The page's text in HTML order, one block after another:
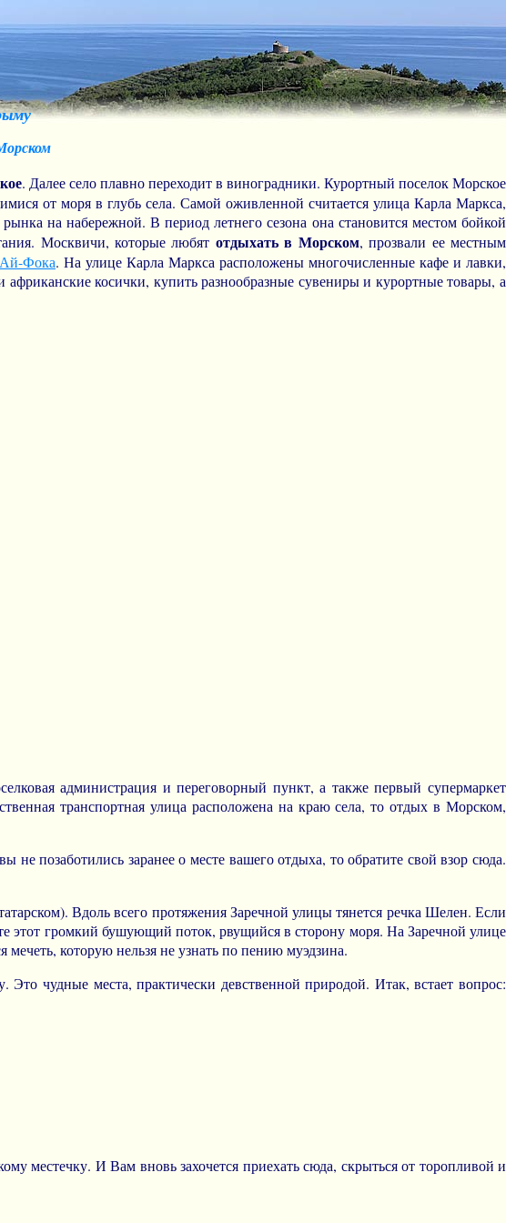
. Далее село плавно переходит в виноградники. Курортный поселок Морское
от моря в глубь села. Самой оживленной считается улица Карла Маркса,
на набережной. В период летнего сезона она становится местом бойкой
Москвичи, которые любят отдыхать в Морском, прозвали ее местным
Ай-Фока. На улице Карла Маркса расположены многочисленные кафе и лавки,
африканские косички, купить разнообразные сувениры и курортные товары, а
администрация и переговорный пункт, а также первый супермаркет
транспортная улица расположена на краю села, то отдых в Морском,
не позаботились заранее о месте вашего отдыха, то обратите свой взор сюда.
Вдоль всего протяжения Заречной улицы тянется речка Шелен. Если
этот громкий бушующий поток, рвущийся в сторону моря. На Заречной улице
мечеть, которую нельзя не узнать по пению муэдзина.
чудные места, практически девственной природой. Итак, встает вопрос:
местечку. И Вам вновь захочется приехать сюда, скрыться от торопливой и